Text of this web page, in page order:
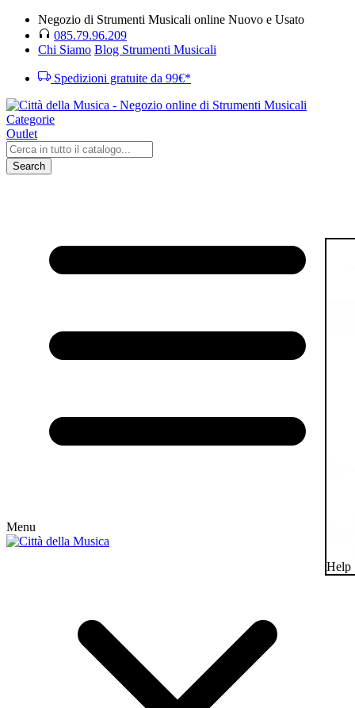
Negozio di Strumenti Musicali online Nuovo e Usato
085.79.96.209
Chi Siamo Blog Strumenti Musicali
Spedizioni gratuite da 99€*
Categorie
Outlet
Search
Menu
Help